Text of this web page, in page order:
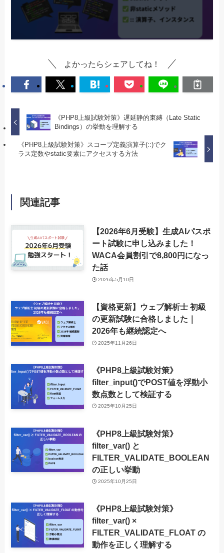
よかったらシェアしてね！
《PHP8上級試験対策》遅延静的束縛（Late Static
Bindings）の挙動を理解する
《PHP8上級試験対策》スコープ定義演算子(::)でク
ラス定数やstatic要素にアクセスする方法
関連記事
【2026年6月受験】生成AIパスポ
ート試験に申し込みました！
WACA会員割引で8,800円になっ
た話
2026年5月10日
【資格更新】ウェブ解析士 初級
の更新試験に合格しました｜
2026年も継続認定へ
2025年11月26日
《PHP8上級試験対策》
filter_input()でPOST値を浮動小
数点数として検証する
2025年10月25日
《PHP8上級試験対策》
filter_var() と
FILTER_VALIDATE_BOOLEAN
の正しい挙動
2025年10月25日
《PHP8上級試験対策》
filter_var() ×
FILTER_VALIDATE_FLOAT の
動作を正しく理解する